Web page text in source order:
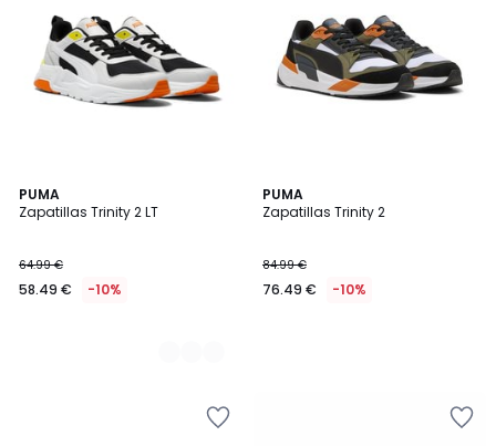
PUMA
Zapatillas Trinity 2 LT
64.99 €
58.49 € -10%
2
Colores
PUMA
Zapatillas Trinity 2
84.99 €
76.49 € -10%